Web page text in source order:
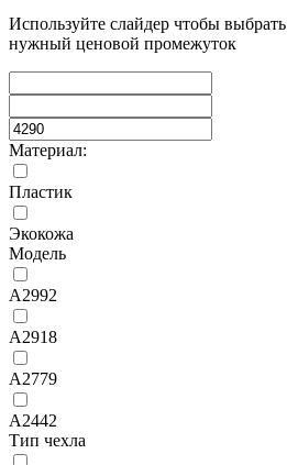
Используйте слайдер чтобы выбрать
нужный ценовой промежуток
Материал:
Пластик
Экокожа
Модель
A2992
A2918
A2779
A2442
Тип чехла